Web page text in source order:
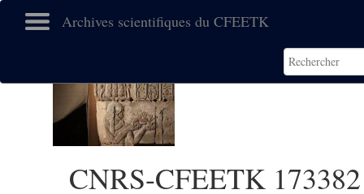
Archives scientifiques du CFEETK
CNRS-CFEETK 173382